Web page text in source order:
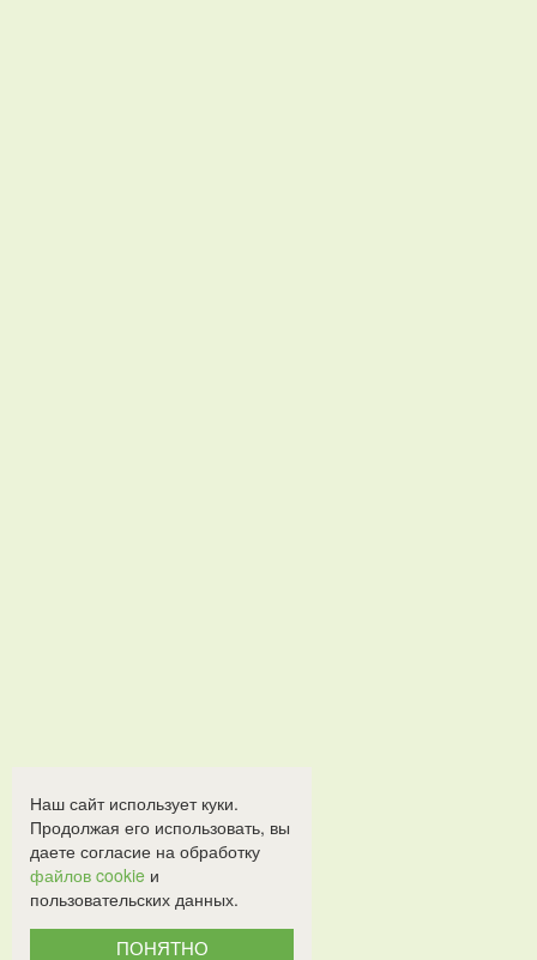
Наш сайт использует куки.
Продолжая его использовать, вы
даете согласие на обработку
файлов cookie и
пользовательских данных.
ПОНЯТНО